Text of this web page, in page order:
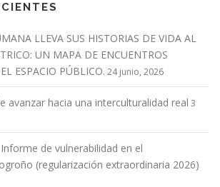
LLEVA SUS HISTORIAS DE VIDA AL
UN MAPA DE ENCUENTROS
ESPACIO PÚBLICO. 24 junio, 2026
avanzar hacia una interculturalidad real 3
de vulnerabilidad en el
(regularización extraordinaria 2026)